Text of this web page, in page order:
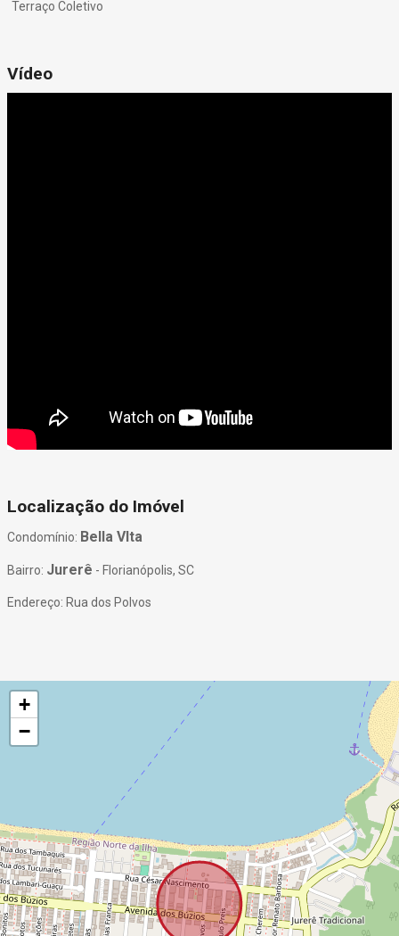
Terraço Coletivo
Vídeo
Localização do Imóvel
Condomínio: Bella VIta
Bairro: Jurerê - Florianópolis, SC
Endereço: Rua dos Polvos
+
−